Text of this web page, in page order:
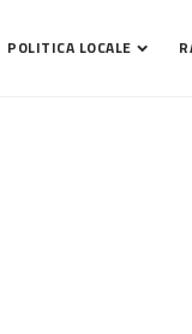
POLITICA LOCALE